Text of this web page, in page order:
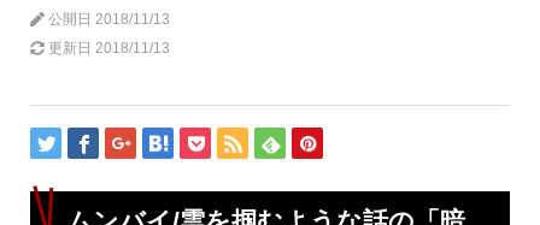
公開日 2018/11/13
更新日 2018/11/13